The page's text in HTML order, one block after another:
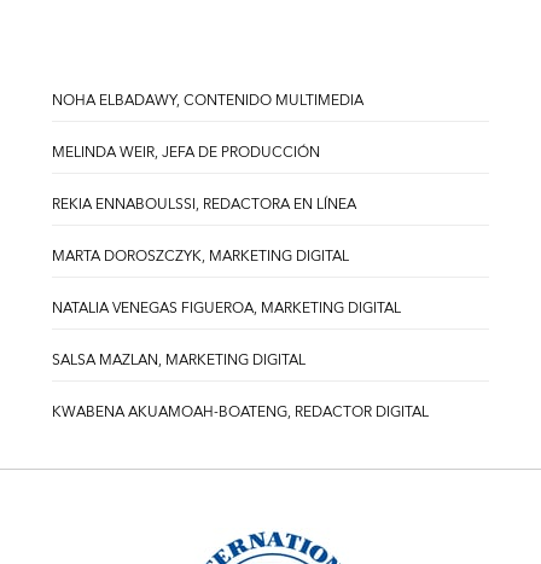
NOHA ELBADAWY, CONTENIDO MULTIMEDIA
MELINDA WEIR, JEFA DE PRODUCCIÓN
REKIA ENNABOULSSI, REDACTORA EN LÍNEA
MARTA DOROSZCZYK, MARKETING DIGITAL
NATALIA VENEGAS FIGUEROA, MARKETING DIGITAL
SALSA MAZLAN, MARKETING DIGITAL
KWABENA AKUAMOAH-BOATENG, REDACTOR DIGITAL